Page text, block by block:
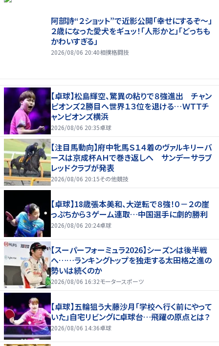
阿部詩“２ショット”で近影公開「幸せにするぞ〜」
２歳になった愛犬をギュッ！「人形かと」「どっちも
かわいすぎる」
2026/08/06 20:40相撲格闘技
【卓球】松島輝空、驚異の粘りで８強進出 チャン
ピオンズ２勝目へ世界１３位を退ける…ＷＴＴチ
ャンピオンズ横浜
2026/08/06 20:35卓球
【注目馬動向】府中牝馬Ｓ１４着のヴァルキリーバ
ースは京成杯ＡＨで巻き返しへ サンデーサラブ
レッドクラブが発表
2026/08/06 20:15その他競技
【卓球】18歳張本美和、大逆転で８強！０－２の崖
っぷちから３ゲーム連取…中国選手に劇的勝利
2026/08/06 20:24卓球
【スーパーフォーミュラ2026】シーズンは後半戦
へ……ランキングトップを独走する太田格之進の
勢いは続くのか
2026/08/06 16:32モータースポーツ
【卓球】五輪狙う大藤沙月「学校へ行く前にやって
いた」自宅リビングに卓球台…飛躍の原点とは？
2026/08/06 14:36卓球